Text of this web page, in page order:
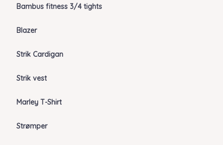
Bambus fitness 3/4 tights
Blazer
Strik Cardigan
Strik vest
Marley T-Shirt
Strømper